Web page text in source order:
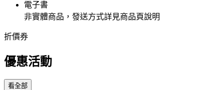
電子書
非實體商品，發送方式詳見商品頁說明
折價券
優惠活動
看全部